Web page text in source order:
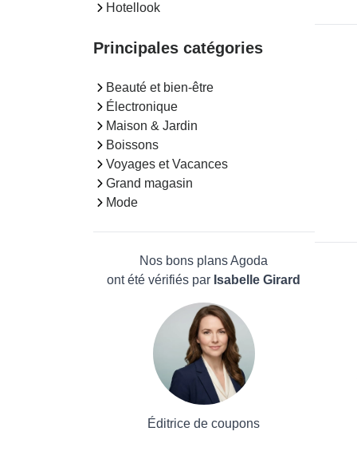
Hotellook
Principales catégories
Beauté et bien-être
Électronique
Maison & Jardin
Boissons
Voyages et Vacances
Grand magasin
Mode
Nos bons plans Agoda
ont été vérifiés par Isabelle Girard
Éditrice de coupons